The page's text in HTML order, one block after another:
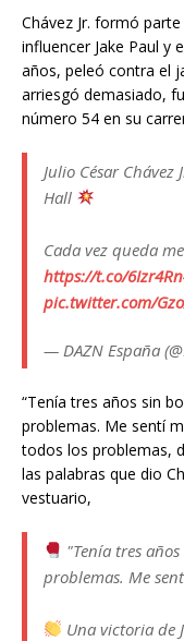
Chávez Jr. formó
influencer Jake Paul y
años, peleó contra el
arriesgó demasiado,
número 54 en su
Julio César
Hall
Cada vez queda
https://t.co/
pic.twitter.com/
— DAZN España
“Tenía tres años sin
problemas. Me sentí
todos los problemas,
las palabras que dio
vestuario,
"Tenía tres
problemas. Me
Una victoria de